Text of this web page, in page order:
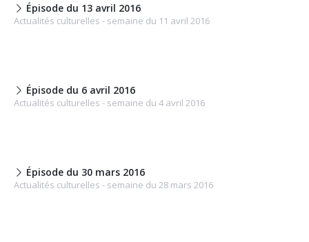
Épisode du 13 avril 2016
Actualités culturelles - semaine du 11 avril 2016
Épisode du 6 avril 2016
Actualités culturelles - semaine du 4 avril 2016
Épisode du 30 mars 2016
Actualités culturelles - semaine du 28 mars 2016